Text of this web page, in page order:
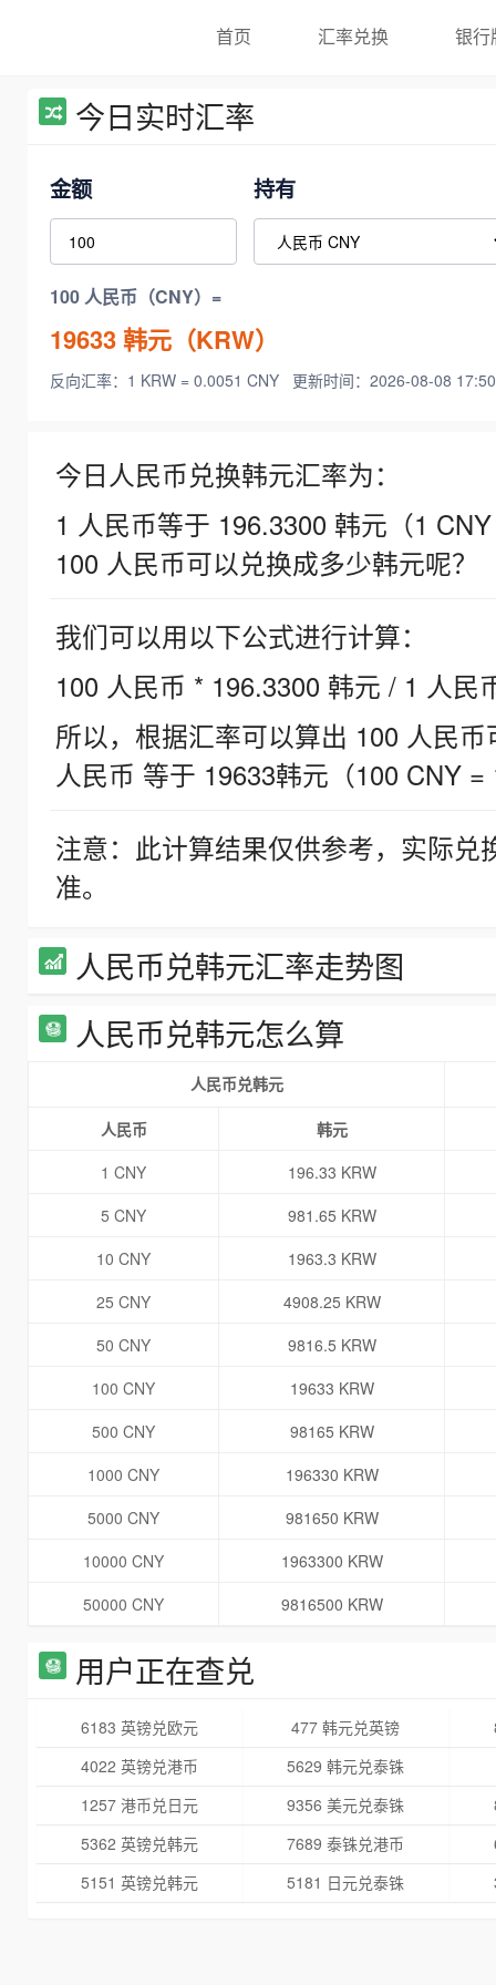
首页 汇率兑换 银行
今日实时汇率
金额 持有
100 人民币（CNY）=
19633韩元（KRW）
反向汇率：1 KRW = 0.0051 CNY 更新时间：2026-08-08
今日人民币兑换韩元汇率为：
1 人民币等于 196.3300 韩元（1
100 人民币可以兑换成多少韩元呢？
我们可以用以下公式进行计算：
100 人民币 * 196.3300 韩元 / 1 人民
所以，根据汇率可以算出 100 人民
人民币 等于 19633韩元（100 CNY =
注意：此计算结果仅供参考，实际
准。
人民币兑韩元汇率走势图
人民币兑韩元怎么算
人民币兑韩元
人民币
韩元
1 CNY
196.33 KRW
5 CNY
981.65 KRW
10 CNY
1963.3 KRW
25 CNY
4908.25 KRW
50 CNY
9816.5 KRW
100 CNY
19633 KRW
500 CNY
98165 KRW
1000 CNY
196330 KRW
5000 CNY
981650 KRW
10000 CNY
1963300 KRW
50000 CNY
9816500 KRW
用户正在查兑
6183 英镑兑欧元 477 韩元兑英镑
4022 英镑兑港币
5629 韩元兑泰铢
1257 港币兑日元
9356 美元兑泰铢
5362 英镑兑韩元
7689 泰铢兑港币
5151 英镑兑韩元
5181 日元兑泰铢